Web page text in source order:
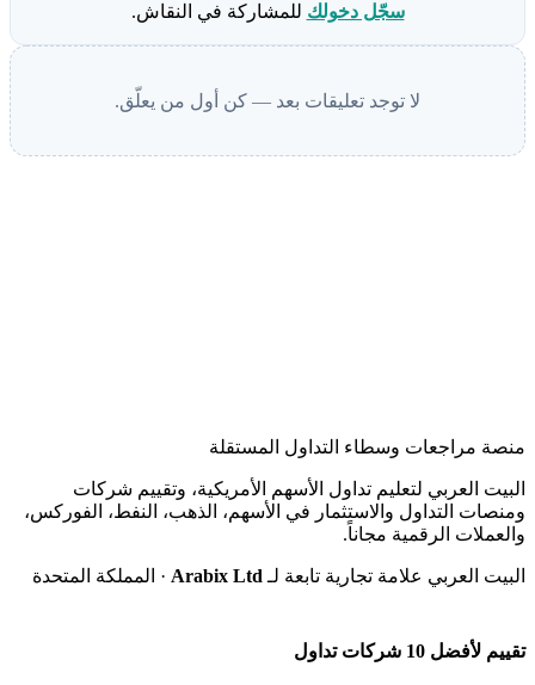
سجّل دخولك للمشاركة في النقاش.
لا توجد تعليقات بعد — كن أول من يعلّق.
منصة مراجعات وسطاء التداول المستقلة
البيت العربي لتعليم تداول الأسهم الأمريكية، وتقييم شركات
ومنصات التداول والاستثمار في الأسهم، الذهب، النفط، الفوركس،
والعملات الرقمية مجاناً.
البيت العربي علامة تجارية تابعة لـ Arabix Ltd · المملكة المتحدة
تقييم لأفضل 10 شركات تداول